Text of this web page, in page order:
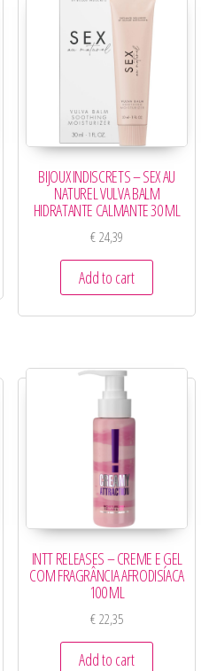
BIJOUX INDISCRETS – SEX AU
NATUREL VULVA BALM
HIDRATANTE CALMANTE 30 ML
€24,39
Add to cart
INTT RELEASES – CREME E GEL
COM FRAGRÂNCIA AFRODISÍACA
100 ML
€22,35
Add to cart